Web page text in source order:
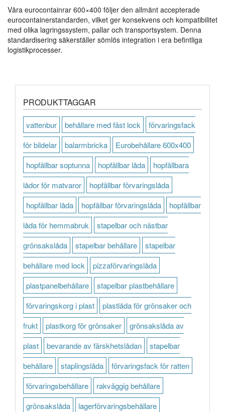
Våra eurocontainrar 600×400 följer den allmänt accepterade
eurocontainerstandarden, vilket ger konsekvens och kompatibilitet
med olika lagringssystem, pallar och transportsystem. Denna
standardisering säkerställer sömlös integration i era befintliga
logistikprocesser.
PRODUKTTAGGAR
vattenbur behållare med fäst lock
förvaringsfack
för bildelar
balarmbricka
Eurobehållare 600x400
hopfällbar soptunna
hopfällbar låda
hopfällbara
lådor för matvaror
hopfällbar förvaringslåda
hopfällbar låda
hopfällbar förvaringslåda
hopfällbar
låda för hemmabruk
stapelbar och nästbar
grönsakslåda
stapelbar behållare
stapelbar
behållare med lock
pizzaförvaringslåda
plastpanelbehållare
stapelbar plastbehållare
förvaringskorg i plast
plastlåda för grönsaker och
frukt
plastkorg för grönsaker
grönsakslåda av
plast
bevarande av färskhetslådan
stapelbar
behållare
staplingslåda
förvaringsfack för ratten
förvaringsbehållare
rakväggig behållare
grönsakslåda
lagerförvaringsbehållare